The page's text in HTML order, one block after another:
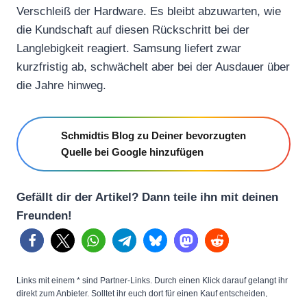
Verschleiß der Hardware. Es bleibt abzuwarten, wie
die Kundschaft auf diesen Rückschritt bei der
Langlebigkeit reagiert. Samsung liefert zwar
kurzfristig ab, schwächelt aber bei der Ausdauer über
die Jahre hinweg.
Schmidtis Blog zu Deiner bevorzugten
Quelle bei Google hinzufügen
Gefällt dir der Artikel? Dann teile ihn mit deinen
Freunden!
Links mit einem * sind Partner-Links. Durch einen Klick darauf gelangt ihr
direkt zum Anbieter. Solltet ihr euch dort für einen Kauf entscheiden,